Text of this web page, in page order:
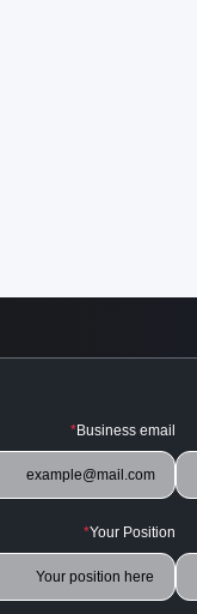
Business email
*
Your Position
*